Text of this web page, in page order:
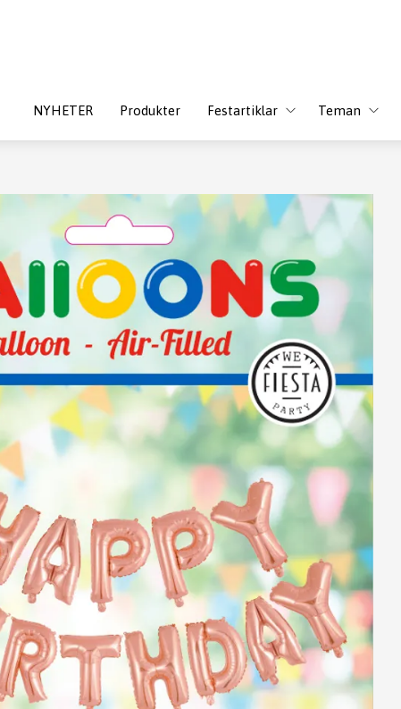
NYHETER Produkter Festartiklar Teman